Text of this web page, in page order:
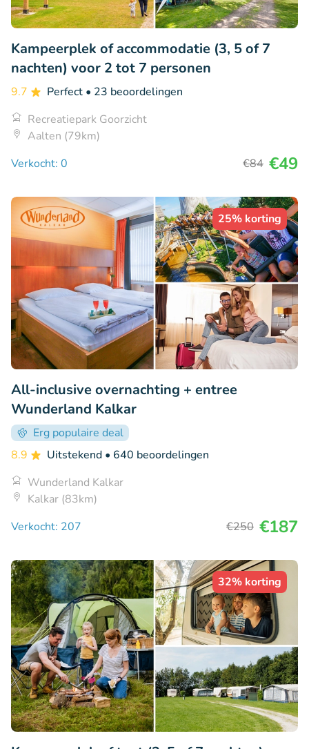
Kampeerplek of accommodatie (3, 5 of 7
nachten) voor 2 tot 7 personen
9.7 Perfect • 23 beoordelingen
Recreatiepark Goorzicht
Aalten (79km)
Verkocht: 0
€84 €49
25% korting
All-inclusive overnachting + entree
Wunderland Kalkar
Erg populaire deal
8.9
Uitstekend • 640 beoordelingen
Wunderland Kalkar
Kalkar (83km)
Verkocht: 207
€250 €187
32% korting